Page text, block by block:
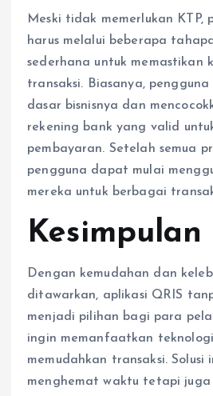
Meski tidak memerlukan KTP,
harus melalui beberapa
sederhana untuk memastikan
transaksi. Biasanya,
dasar bisnisnya dan
rekening bank yang valid
pembayaran. Setelah semua
pengguna dapat mulai
mereka untuk berbagai
Kesimpulan
Dengan kemudahan dan
ditawarkan, aplikasi QRIS
menjadi pilihan bagi para
ingin memanfaatkan
memudahkan transaksi.
menghemat waktu tetapi juga